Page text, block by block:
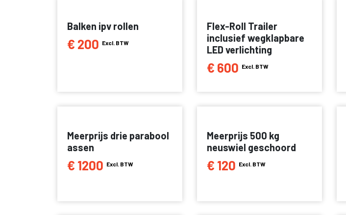
Balken ipv rollen
€ 200 Excl. BTW
Flex-Roll Trailer
inclusief wegklapbare
LED verlichting
€ 600 Excl. BTW
Meerprijs drie parabool
assen
€ 1200 Excl. BTW
Meerprijs 500 kg
neuswiel geschoord
€ 120 Excl. BTW